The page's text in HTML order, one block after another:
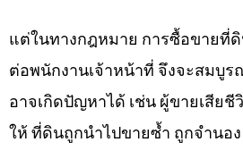
แต่ในทางกฎหมาย การซื้อขายที่
ต่อพนักงานเจ้าหน้าที่ จึงจะสมบู
อาจเกิดปัญหาได้ เช่น ผู้ขายเสีย
ให้ ที่ดินถูกนำไปขายซ้ำ ถูกจำนอ